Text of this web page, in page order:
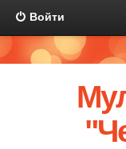
Войти